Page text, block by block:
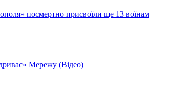
посмертно присвоїли ще 13 воїнам
Мережу (Відео)